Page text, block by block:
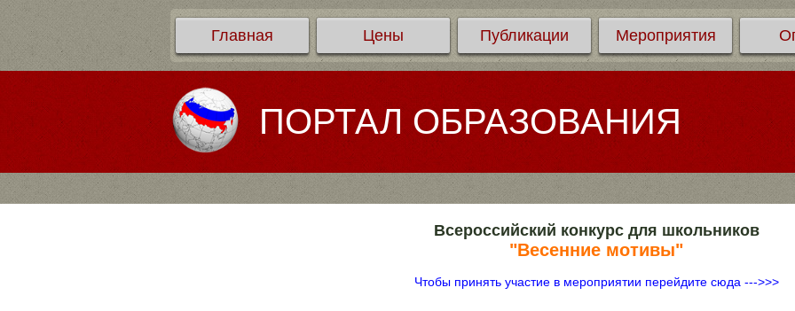
Главная Цены Публикации Мероприятия
ПОРТАЛ ОБРАЗОВАНИЯ
Всероссийский конкурс для школьников
"Весенние мотивы"
Чтобы принять участие в мероприятии перейдите сюда --->>>